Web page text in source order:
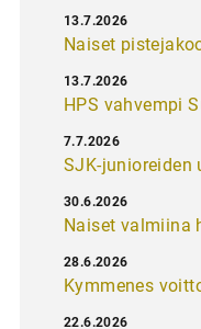
Naiset
13.7.2026
HPS vahvempi
13.7.2026
SJK-junioreiden
7.7.2026
Naiset valmiina
30.6.2026
Kymmenes
28.6.2026
22.6.2026